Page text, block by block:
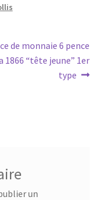
de monnaie 6 pence
1866 “tête jeune” 1er
type
un